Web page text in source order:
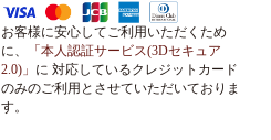
お客様に安心してご利用いただくため
に、
「本人認証サービス(3Dセキュア
2.0)」 に 対応しているクレジットカード
のみのご利用とさせていただいておりま
す。